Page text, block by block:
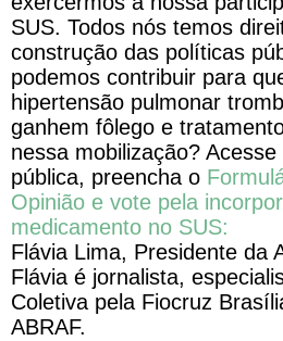
SUS. Todos nós temos
construção das políticas
podemos contribuir para
hipertensão pulmonar
ganhem fôlego e
nessa mobilização?
pública, preencha o
Opinião e vote pela
medicamento no SUS:
Flávia Lima, Presidente da
Flávia é jornalista,
Coletiva pela Fiocruz
ABRAF.